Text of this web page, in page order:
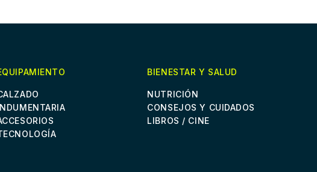
BIENESTAR Y SALUD
NUTRICIÓN
CONSEJOS Y CUIDADOS
LIBROS / CINE